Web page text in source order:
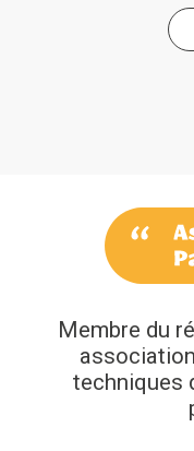
Membre du
techniques